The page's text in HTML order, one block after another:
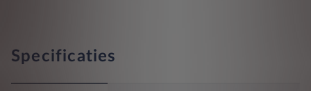
Specificaties